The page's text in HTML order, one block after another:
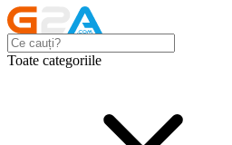
Toate categoriile